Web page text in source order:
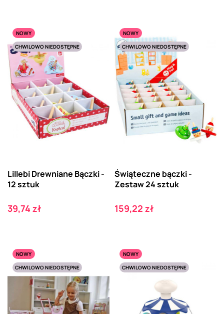
NOWY
CHWILOWO NIEDOSTĘPNE
Lillebi Drewniane Bączki -
12 sztuk
Cena
39,74 zł
NOWY
CHWILOWO NIEDOSTĘPNE
Świąteczne bączki -
Zestaw 24 sztuk
Cena
159,22 zł
NOWY
CHWILOWO NIEDOSTĘPNE
NOWY
CHWILOWO NIEDOSTĘPNE